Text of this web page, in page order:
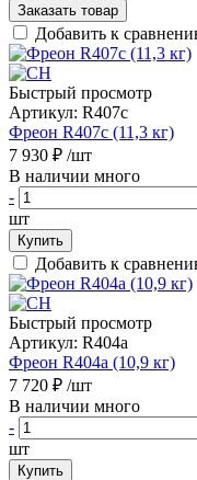
Заказать товар
Добавить к
Быстрый просмотр
Артикул: R407c
Фреон R407c (11,3 кг)
7 930 ₽ /шт
В наличии много
-
шт
Купить
Добавить к
Быстрый просмотр
Артикул: R404a
Фреон R404a (10,9 кг)
7 720 ₽ /шт
В наличии много
-
шт
Купить